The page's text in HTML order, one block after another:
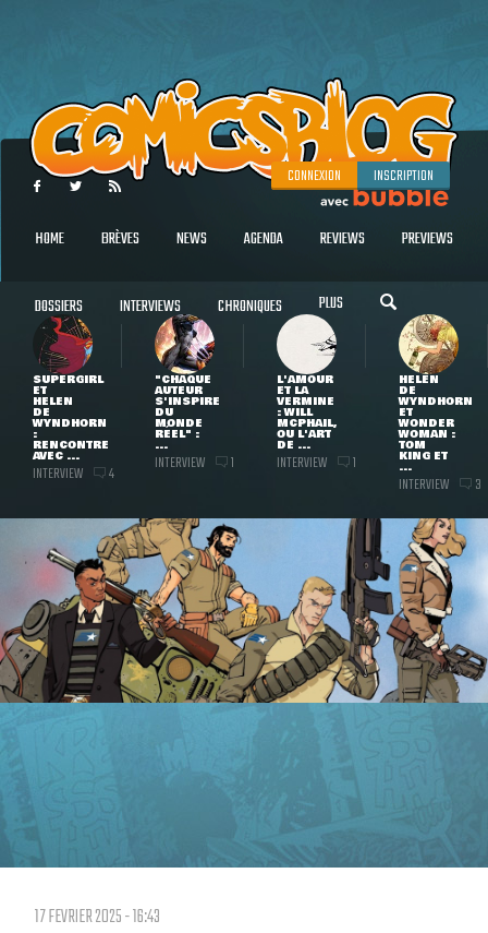
CONNEXION INSCRIPTION
HOME BRÈVES NEWS AGENDA REVIEWS PREVIEWS
DOSSIERS INTERVIEWS CHRONIQUES PLUS
SUPERGIRL
ET
HELEN
DE
WYNDHORN
:
RENCONTRE
AVEC ...
INTERVIEW 4
"CHAQUE
AUTEUR
S'INSPIRE
DU
MONDE
RÉEL" :
...
INTERVIEW 1
L'AMOUR
ET LA
VERMINE
: WILL
MCPHAIL,
OU L'ART
DE ...
INTERVIEW 1
HELEN
DE
WYNDHORN
ET
WONDER
WOMAN :
TOM
KING ET
...
INTERVIEW 3
17 FEVRIER 2025 - 16:43